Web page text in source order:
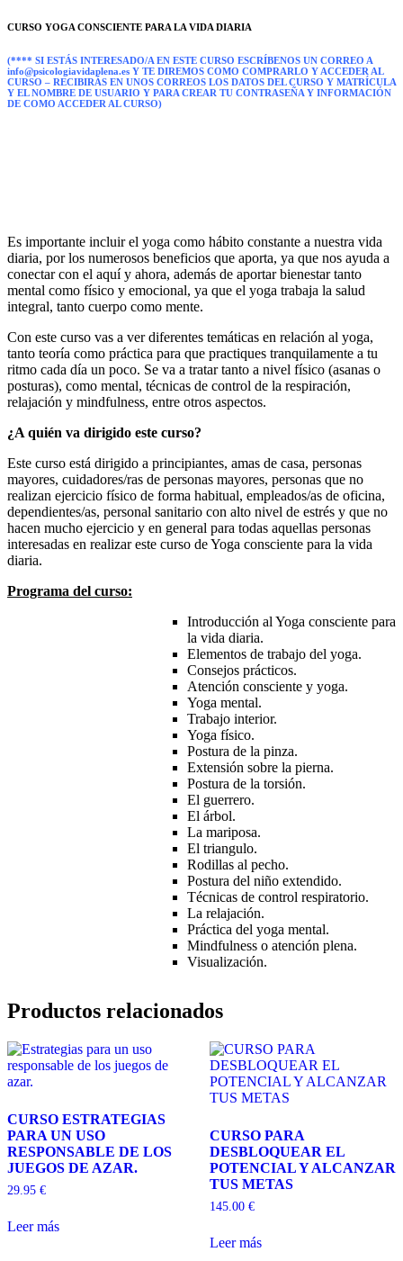
CURSO YOGA CONSCIENTE PARA LA VIDA DIARIA
(**** SI ESTÁS INTERESADO/A EN ESTE CURSO ESCRÍBENOS UN CORREO A
info@psicologiavidaplena.es Y TE DIREMOS COMO COMPRARLO Y ACCEDER AL
CURSO – RECIBIRÁS EN UNOS CORREOS LOS DATOS DEL CURSO Y MATRÍCULA
Y EL NOMBRE DE USUARIO Y PARA CREAR TU CONTRASEÑA Y INFORMACIÓN
DE COMO ACCEDER AL CURSO)
Es importante incluir el yoga como hábito constante a nuestra vida
diaria, por los numerosos beneficios que aporta, ya que nos ayuda a
conectar con el aquí y ahora, además de aportar bienestar tanto
mental como físico y emocional, ya que el yoga trabaja la salud
integral, tanto cuerpo como mente.
Con este curso vas a ver diferentes temáticas en relación al yoga,
tanto teoría como práctica para que practiques tranquilamente a tu
ritmo cada día un poco. Se va a tratar tanto a nivel físico (asanas o
posturas), como mental, técnicas de control de la respiración,
relajación y mindfulness, entre otros aspectos.
¿A quién va dirigido este curso?
Este curso está dirigido a principiantes, amas de casa, personas
mayores, cuidadores/ras de personas mayores, personas que no
realizan ejercicio físico de forma habitual, empleados/as de oficina,
dependientes/as, personal sanitario con alto nivel de estrés y que no
hacen mucho ejercicio y en general para todas aquellas personas
interesadas en realizar este curso de Yoga consciente para la vida
diaria.
Programa del curso:
Introducción al Yoga consciente para
la vida diaria.
Elementos de trabajo del yoga.
Consejos prácticos.
Atención consciente y yoga.
Yoga mental.
Trabajo interior.
Yoga físico.
Postura de la pinza.
Extensión sobre la pierna.
Postura de la torsión.
El guerrero.
El árbol.
La mariposa.
El triangulo.
Rodillas al pecho.
Postura del niño extendido.
Técnicas de control respiratorio.
La relajación.
Práctica del yoga mental.
Mindfulness o atención plena.
Visualización.
Productos relacionados
CURSO ESTRATEGIAS
PARA UN USO
RESPONSABLE DE LOS
JUEGOS DE AZAR.
29.95 €
Leer más
CURSO PARA
DESBLOQUEAR EL
POTENCIAL Y ALCANZAR
TUS METAS
145.00 €
Leer más